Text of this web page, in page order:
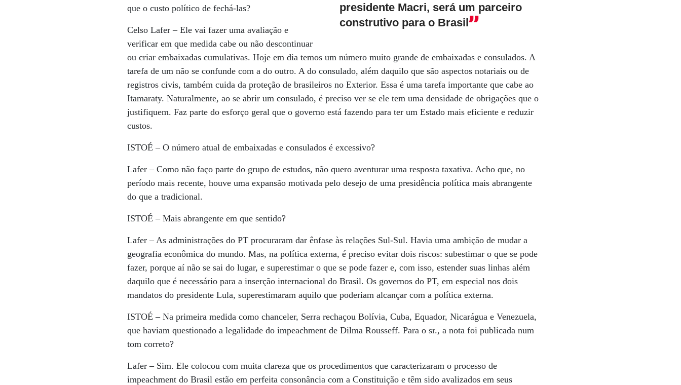
presidente Macri, será um parceiro
construtivo para o Brasil
que o custo político de fechá-las?
Celso Lafer – Ele vai fazer uma avaliação e
verificar em que medida cabe ou não descontinuar
ou criar embaixadas cumulativas. Hoje em dia temos um número muito grande de embaixadas e consulados. A
tarefa de um não se confunde com a do outro. A do consulado, além daquilo que são aspectos notariais ou de
registros civis, também cuida da proteção de brasileiros no Exterior. Essa é uma tarefa importante que cabe ao
Itamaraty. Naturalmente, ao se abrir um consulado, é preciso ver se ele tem uma densidade de obrigações que o
justifiquem. Faz parte do esforço geral que o governo está fazendo para ter um Estado mais eficiente e reduzir
custos.
ISTOÉ – O número atual de embaixadas e consulados é excessivo?
Lafer – Como não faço parte do grupo de estudos, não quero aventurar uma resposta taxativa. Acho que, no
período mais recente, houve uma expansão motivada pelo desejo de uma presidência política mais abrangente
do que a tradicional.
ISTOÉ – Mais abrangente em que sentido?
Lafer – As administrações do PT procuraram dar ênfase às relações Sul-Sul. Havia uma ambição de mudar a
geografia econômica do mundo. Mas, na política externa, é preciso evitar dois riscos: subestimar o que se pode
fazer, porque aí não se sai do lugar, e superestimar o que se pode fazer e, com isso, estender suas linhas além
daquilo que é necessário para a inserção internacional do Brasil. Os governos do PT, em especial nos dois
mandatos do presidente Lula, superestimaram aquilo que poderiam alcançar com a política externa.
ISTOÉ – Na primeira medida como chanceler, Serra rechaçou Bolívia, Cuba, Equador, Nicarágua e Venezuela,
que haviam questionado a legalidade do impeachment de Dilma Rousseff. Para o sr., a nota foi publicada num
tom correto?
Lafer – Sim. Ele colocou com muita clareza que os procedimentos que caracterizaram o processo de
impeachment do Brasil estão em perfeita consonância com a Constituição e têm sido avalizados em seus